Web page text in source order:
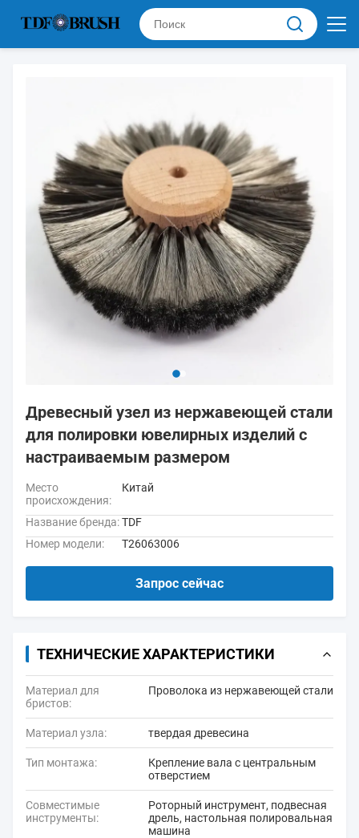
Древесный узел из нержавеющей стали
для полировки ювелирных изделий с
настраиваемым размером
Место
происхождения:
Китай
Название бренда:TDF
Номер модели:
Т26063006
Запрос сейчас
ТЕХНИЧЕСКИЕ ХАРАКТЕРИСТИКИ
Материал для
бристов:
Проволока из нержавеющей стали
Материал узла: твердая древесина
Тип монтажа:
Крепление вала с центральным
отверстием
Совместимые
инструменты:
Роторный инструмент, подвесная
дрель, настольная полировальная
машина